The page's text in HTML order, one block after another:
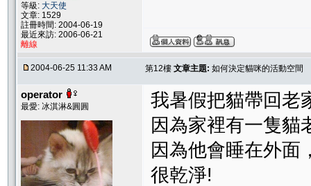
等級: 大天使
文章: 1529
註冊時間: 2004-06-19
最近來訪: 2006-06-21
離線
2004-06-25 11:33 AM 第12樓 文章主題: 如何決定貓咪的活動空間
operator
最愛: 冰淇淋&圓圓
我暑假把貓帶回老
因為家裡有一隻貓
因為他會睡在外面
很乾淨!